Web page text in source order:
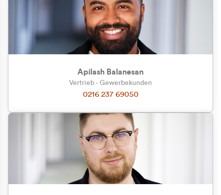
Zu welcher Kundengruppe
gehören Sie?
Privatkunde (inkl. MwSt.)
Geschäftskunde (exkl. MwSt.)
Apilash Balanesan
Vertrieb - Gewerbekunden
0216 237 69050